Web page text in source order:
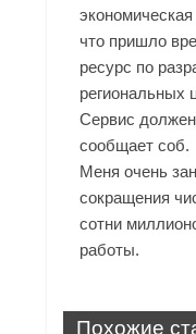
что пришло
ресурс по
региональных
Сервис должен
сообщает соб.
Меня очень
сокращения
сотни
работы.
Похожие